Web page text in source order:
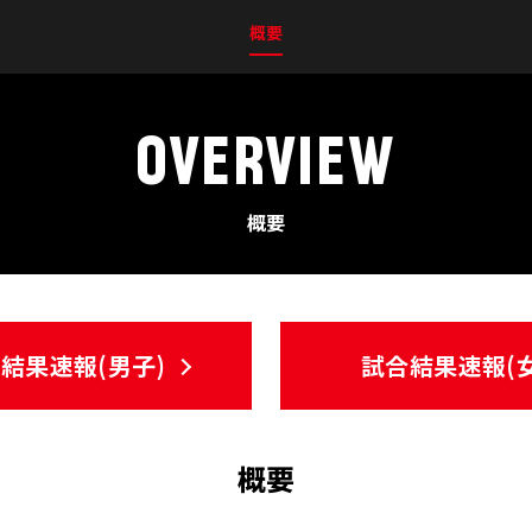
概要
OVERVIEW
概要
果速報(男子) 試合結果速報(
概要